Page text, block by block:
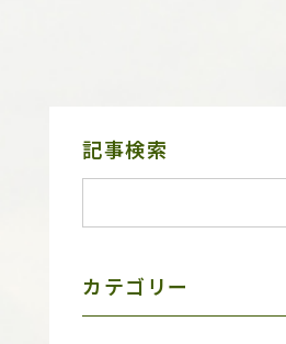
サ
ニ
記事検索
カテゴリー